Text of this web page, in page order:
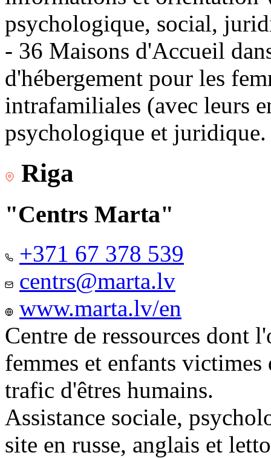
psychologique, social,
- 36 Maisons d'Accueil
d'hébergement pour les
intrafamiliales (avec leurs
psychologique et juridique.
Riga
"Centrs Marta"
+371 67 378 539
centrs@marta.lv
www.marta.lv/en
Centre de ressources dont
femmes et enfants
trafic d'êtres humains.
Assistance sociale,
site en russe, anglais et